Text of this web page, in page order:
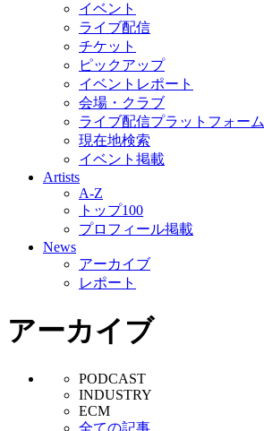
イベント
ライブ配信
チケット
ピックアップ
イベントレポート
会場・クラブ
ライブ配信プラットフォーム
現在地検索
イベント掲載
Artists
A-Z
トップ100
プロフィール掲載
News
アーカイブ
レポート
アーカイブ
PODCAST
INDUSTRY
ECM
全ての記事